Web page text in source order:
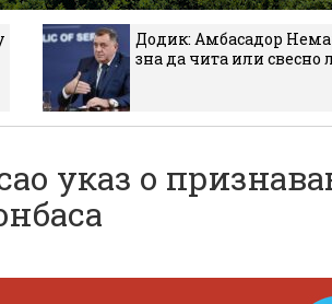
Додик: Амбасадор
зна да чита или свесно
указ о